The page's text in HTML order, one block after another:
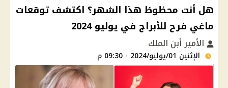
هل أنت محظوظ هذا الشهر؟ اكتشف توقعات
ماغي فرح للأبراج في يوليو 2024
الأمير أبن الملك
الإثنين 01/يوليو/2024 - 09:30 م